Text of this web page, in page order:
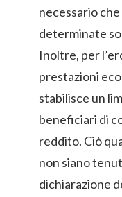
necessario
determinate
Inoltre, per
prestazioni
stabilisce un
beneficiari di
reddito. Ciò
non siano
dichiarazione